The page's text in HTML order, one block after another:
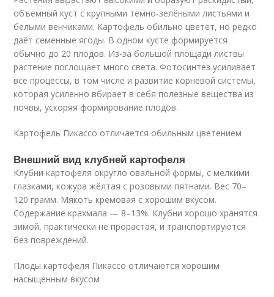
объёмный куст с крупными тёмно-зелёными листьями и
белыми венчиками. Картофель обильно цветёт, но редко
даёт семенные ягоды. В одном кусте формируется
обычно до 20 плодов. Из-за большой площади листвы
растение поглощает много света. Фотосинтез усиливает
все процессы, в том числе и развитие корневой системы,
которая усиленно вбирает в себя полезные вещества из
почвы, ускоряя формирование плодов.
Картофель Пикассо отличается обильным цветением
Внешний вид клубней картофеля
Клубни картофеля округло овальной формы, с мелкими
глазками, кожура жёлтая с розовыми пятнами. Вес 70–
120 грамм. Мякоть кремовая с хорошим вкусом.
Содержание крахмала — 8–13%. Клубни хорошо хранятся
зимой, практически не прорастая, и транспортируются
без повреждений.
Плоды картофеля Пикассо отличаются хорошим
насыщенным вкусом